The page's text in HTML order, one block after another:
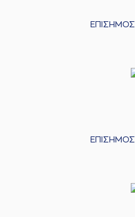
ΕΠΙΣΗΜΟΣ
ΕΠΙΣΗΜΟΣ